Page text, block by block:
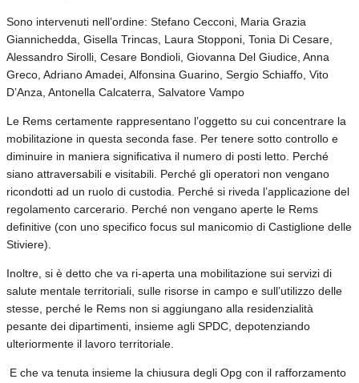
Sono intervenuti nell’ordine: Stefano Cecconi, Maria Grazia
Giannichedda, Gisella Trincas, Laura Stopponi, Tonia Di Cesare,
Alessandro Sirolli, Cesare Bondioli, Giovanna Del Giudice, Anna
Greco, Adriano Amadei, Alfonsina Guarino, Sergio Schiaffo, Vito
D’Anza, Antonella Calcaterra, Salvatore Vampo
Le Rems certamente rappresentano l’oggetto su cui concentrare la
mobilitazione in questa seconda fase. Per tenere sotto controllo e
diminuire in maniera significativa il numero di posti letto. Perché
siano attraversabili e visitabili. Perché gli operatori non vengano
ricondotti ad un ruolo di custodia. Perché si riveda l’applicazione del
regolamento carcerario. Perché non vengano aperte le Rems
definitive (con uno specifico focus sul manicomio di Castiglione delle
Stiviere).
Inoltre, si è detto che va ri-aperta una mobilitazione sui servizi di
salute mentale territoriali, sulle risorse in campo e sull’utilizzo delle
stesse, perché le Rems non si aggiungano alla residenzialità
pesante dei dipartimenti, insieme agli SPDC, depotenziando
ulteriormente il lavoro territoriale.
E che va tenuta insieme la chiusura degli Opg con il rafforzamento